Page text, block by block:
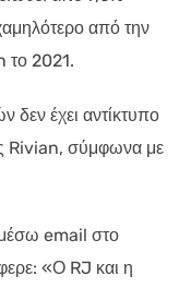
από την
το 2021.
δεν έχει αντίκτυπο
Rivian, σύμφωνα με
email στο
«Ο RJ και η